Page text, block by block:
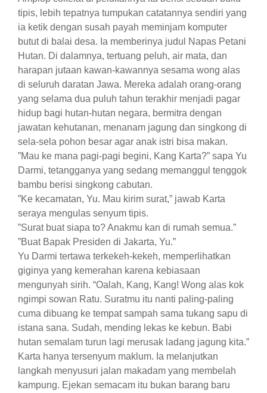
tipis, lebih tepatnya tumpukan catatannya sendiri yang
ia ketik dengan susah payah meminjam komputer
butut di balai desa. Ia memberinya judul Napas Petani
Hutan. Di dalamnya, tertuang peluh, air mata, dan
harapan jutaan kawan-kawannya sesama wong alas
di seluruh daratan Jawa. Mereka adalah orang-orang
yang selama dua puluh tahun terakhir menjadi pagar
hidup bagi hutan-hutan negara, bermitra dengan
jawatan kehutanan, menanam jagung dan singkong di
sela-sela pohon besar agar anak istri bisa makan.
​”Mau ke mana pagi-pagi begini, Kang Karta?” sapa Yu
Darmi, tetangganya yang sedang memanggul tenggok
bambu berisi singkong cabutan.
​”Ke kecamatan, Yu. Mau kirim surat,” jawab Karta
seraya mengulas senyum tipis.
​”Surat buat siapa to? Anakmu kan di rumah semua.”
​”Buat Bapak Presiden di Jakarta, Yu.”
​Yu Darmi tertawa terkekeh-kekeh, memperlihatkan
giginya yang kemerahan karena kebiasaan
mengunyah sirih. “Oalah, Kang, Kang! Wong alas kok
ngimpi sowan Ratu. Suratmu itu nanti paling-paling
cuma dibuang ke tempat sampah sama tukang sapu di
istana sana. Sudah, mending lekas ke kebun. Babi
hutan semalam turun lagi merusak ladang jagung kita.”
​Karta hanya tersenyum maklum. Ia melanjutkan
langkah menyusuri jalan makadam yang membelah
kampung. Ejekan semacam itu bukan barang baru